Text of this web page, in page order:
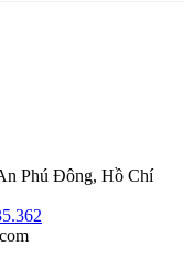
Phú Đông, Hồ Chí